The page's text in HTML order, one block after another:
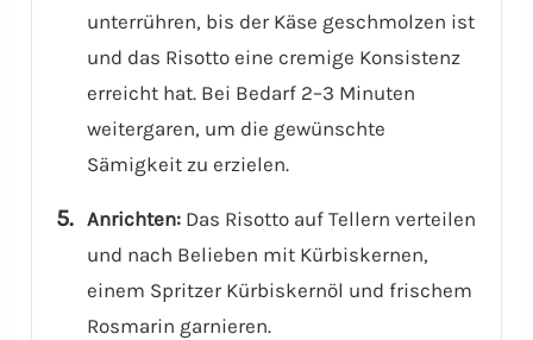
unterrühren, bis der Käse geschmolzen ist
und das Risotto eine cremige Konsistenz
erreicht hat. Bei Bedarf 2–3 Minuten
weitergaren, um die gewünschte
Sämigkeit zu erzielen.
Anrichten: Das Risotto auf Tellern verteilen
und nach Belieben mit Kürbiskernen,
einem Spritzer Kürbiskernöl und frischem
Rosmarin garnieren.